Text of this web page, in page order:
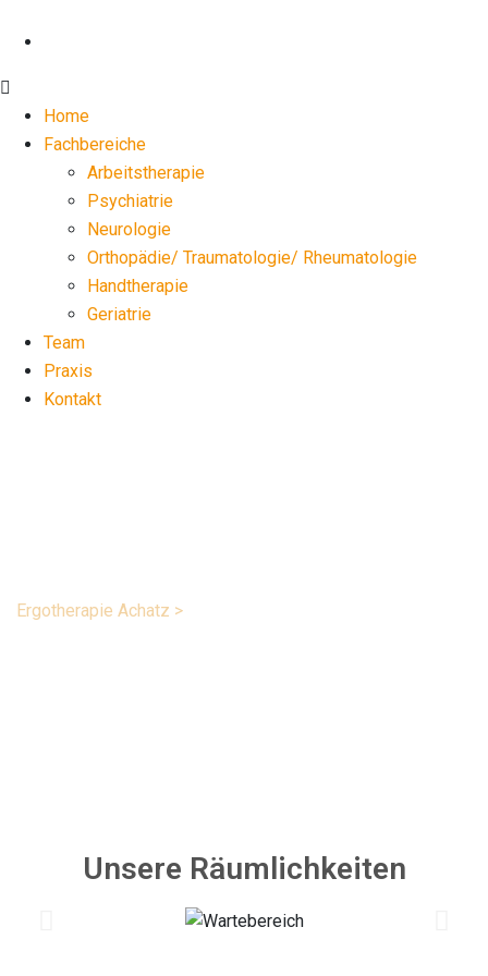
Home
Fachbereiche
Arbeitstherapie
Psychiatrie
Neurologie
Orthopädie/ Traumatologie/ Rheumatologie
Handtherapie
Geriatrie
Team
Praxis
Kontakt
Ergotherapie Achatz >
Unsere Räumlichkeiten